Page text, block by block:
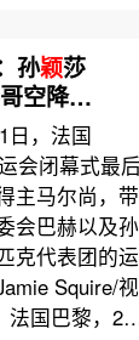
孙颖莎
空降传
日，法国
会闭幕式最
主马尔尚，
会巴赫以及孙
克代表团的
Squire/
法国巴黎，